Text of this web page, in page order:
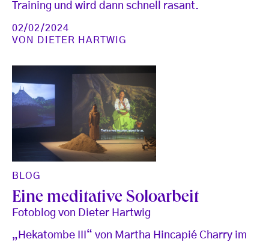
Training und wird dann schnell rasant.
02/02/2024
VON
DIETER HARTWIG
BLOG
Eine meditative Soloarbeit
Fotoblog von Dieter Hartwig
„Hekatombe III“ von Martha Hincapié Charry im